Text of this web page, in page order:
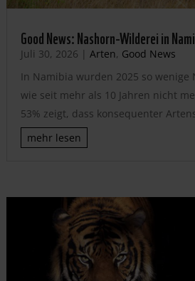
Good News: Nashorn-Wilderei in
Juli 30, 2026 | Arten, Good News
In Namibia wurden 2025 so wenige
wie seit mehr als 10 Jahren nicht
53% zeigt, dass konsequenter
mehr lesen